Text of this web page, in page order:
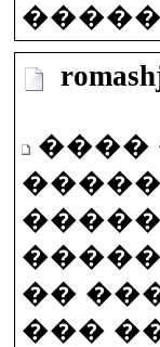
����
��
���